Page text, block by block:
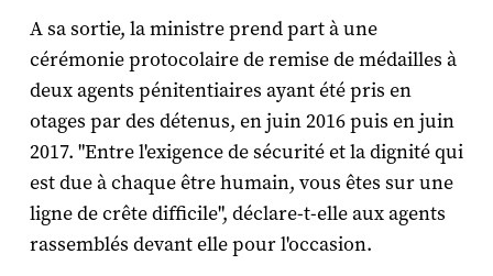
A sa sortie, la ministre prend part à une
cérémonie protocolaire de remise de médailles à
deux agents pénitentiaires ayant été pris en
otages par des détenus, en juin 2016 puis en juin
2017. "Entre l'exigence de sécurité et la dignité qui
est due à chaque être humain, vous êtes sur une
ligne de crête difficile", déclare-t-elle aux agents
rassemblés devant elle pour l'occasion.